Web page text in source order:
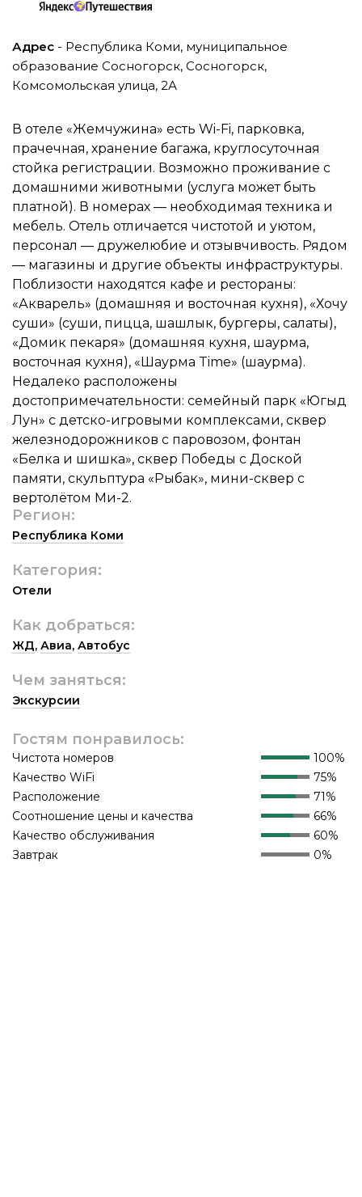
Адрес - Республика Коми, муниципальное
образование Сосногорск, Сосногорск,
Комсомольская улица, 2А
В отеле «Жемчужина» есть Wi-Fi, парковка,
прачечная, хранение багажа, круглосуточная
стойка регистрации. Возможно проживание с
домашними животными (услуга может быть
платной). В номерах — необходимая техника и
мебель. Отель отличается чистотой и уютом,
персонал — дружелюбие и отзывчивость. Рядом
— магазины и другие объекты инфраструктуры.
Поблизости находятся кафе и рестораны:
«Акварель» (домашняя и восточная кухня), «Хочу
суши» (суши, пицца, шашлык, бургеры, салаты),
«Домик пекаря» (домашняя кухня, шаурма,
восточная кухня), «Шаурма Time» (шаурма).
Недалеко расположены
достопримечательности: семейный парк «Югыд
Лун» с детско-игровыми комплексами, сквер
железнодорожников с паровозом, фонтан
«Белка и шишка», сквер Победы с Доской
памяти, скульптура «Рыбак», мини-сквер с
вертолётом Ми-2.
Регион:
Республика Коми
Категория:
Отели
Как добраться:
ЖД, Авиа, Автобус
Чем заняться:
Экскурсии
Гостям понравилось:
Чистота номеров
100%
Качество WiFi
75%
Расположение
71%
Соотношение цены и качества
66%
Качество обслуживания
60%
Завтрак
0%